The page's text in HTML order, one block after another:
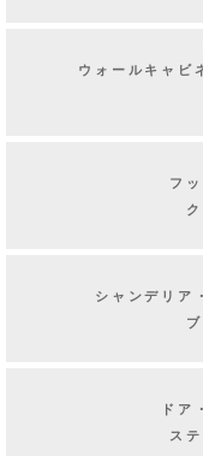
ウォールキャビ
フ
シャンデリア
ドア
ス